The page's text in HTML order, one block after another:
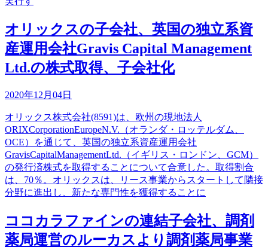
オリックスの子会社、英国の独立系資
産運用会社Gravis Capital Management
Ltd.の株式取得、子会社化
2020年12月04日
オリックス株式会社(8591)は、欧州の現地法人
ORIXCorporationEuropeN.V.（オランダ・ロッテルダム、
OCE）を通じて、英国の独立系資産運用会社
GravisCapitalManagementLtd.（イギリス・ロンドン、GCM）
の発行済株式を取得することについて合意した。取得割合
は、70％。オリックスは、リース事業からスタートして隣接
分野に進出し、新たな専門性を獲得することに
ココカラファインの連結子会社、調剤
薬局運営のルーカスより調剤薬局事業